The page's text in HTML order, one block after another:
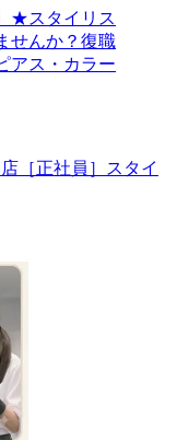
★スタイリス
せんか？復職
アス・カラー
［正社員］スタイ